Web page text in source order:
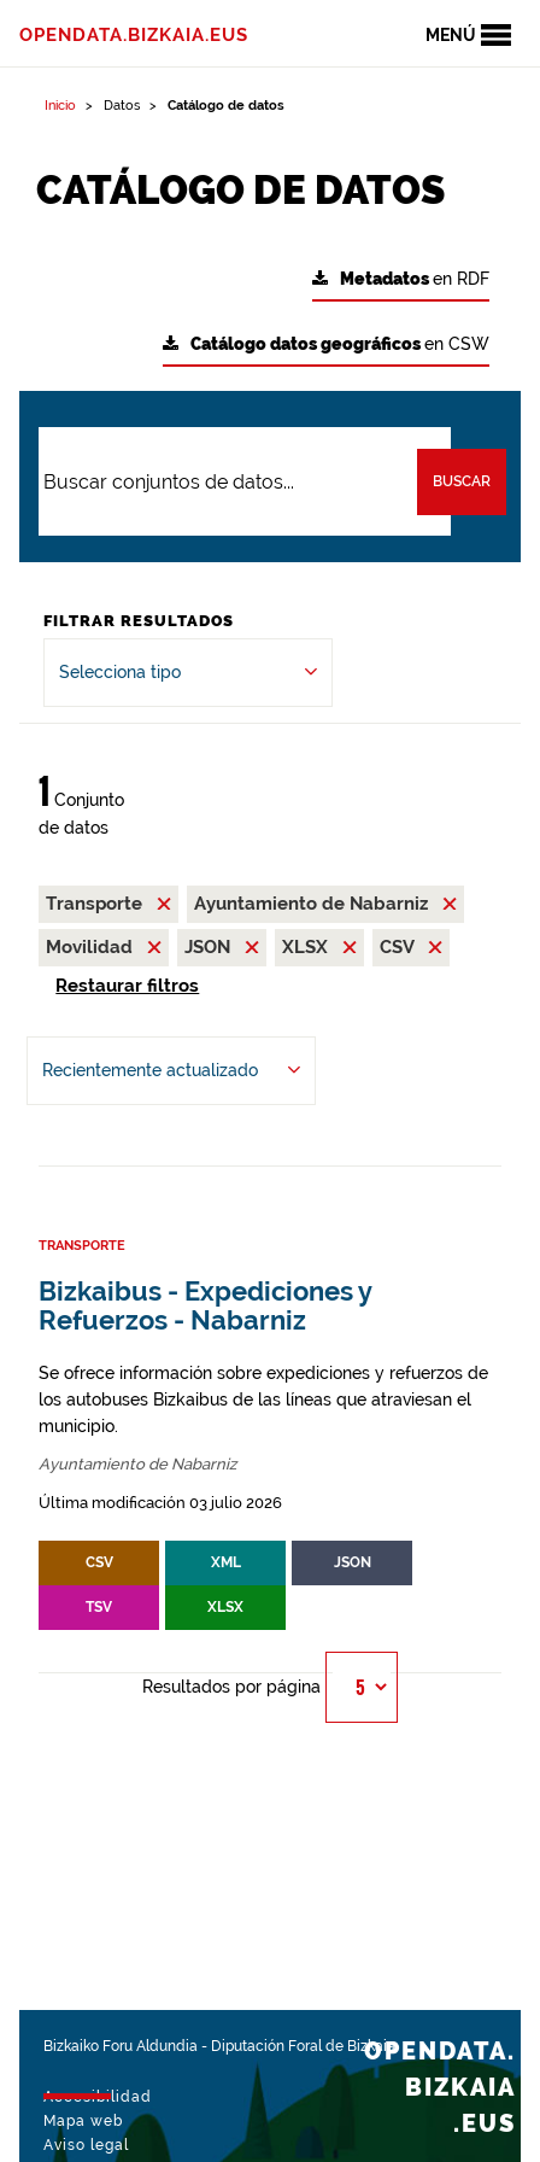
MENÚ
OPENDATA.BIZKAIA.EUS
Inicio Datos Catálogo de datos
CATÁLOGO DE DATOS
Metadatosen RDF
Catálogo datos geográficosen CSW
BUSCAR
FILTRAR RESULTADOS
Selecciona tipo
1 Conjunto
de datos
Transporte
Ayuntamiento de Nabarniz
Movilidad
JSON XLSX
CSV
Restaurar filtros
Recientemente actualizado
TRANSPORTE
Bizkaibus - Expediciones y
Refuerzos - Nabarniz
Se ofrece información sobre expediciones y refuerzos de
los autobuses Bizkaibus de las líneas que atraviesan el
municipio.
Ayuntamiento de Nabarniz
Última modificación 03 julio 2026
CSV XML JSON
TSV XLSX
Resultados por página
Bizkaiko Foru Aldundia - Diputación Foral de Bizkaia
Accesibilidad
Mapa web
Aviso legal
OPENDATA.
BIZKAIA
.EUS